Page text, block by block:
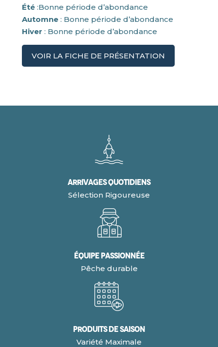
Été:Bonne période d’abondance
Automne: Bonne période d’abondance
Hiver : Bonne période d’abondance
VOIR LA FICHE DE PRÉSENTATION
Arrivages quotidiens
Sélection Rigoureuse
Équipe Passionnée
Pêche durable
Produits de Saison
Variété Maximale